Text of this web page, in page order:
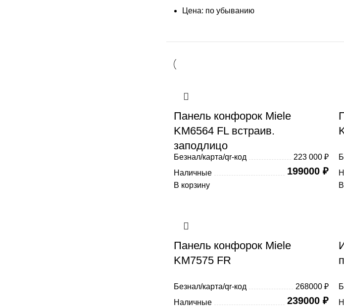
Цена: по убыванию
Панель конфорок Miele
KM6564 FL встраив.
заподлицо
Безнал/карта/qr-код
223 000 ₽
Наличные
199000 ₽
В корзину
Панель конфорок Miele
KM7575 FR
Безнал/карта/qr-код
268000 ₽
Наличные
239000 ₽